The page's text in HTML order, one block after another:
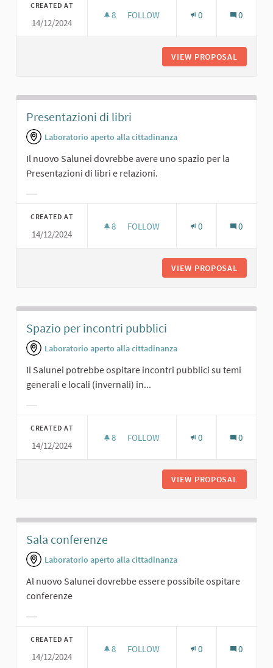
CREATED AT
14/12/2024
8 8 FOLLOWERS
FOLLOW 0 0
VIEW PROPOSAL
Presentazioni di libri
Laboratorio aperto alla cittadinanza
Il nuovo Salunei dovrebbe avere uno spazio per la
Presentazioni di libri e relazioni.
CREATED AT
14/12/2024
8 8 FOLLOWERS
FOLLOW 0 0
VIEW PROPOSAL
Spazio per incontri pubblici
Laboratorio aperto alla cittadinanza
Il Salunei potrebbe ospitare incontri pubblici su temi
generali e locali (invernali) in...
CREATED AT
14/12/2024
8 8 FOLLOWERS
FOLLOW 0 0
VIEW PROPOSAL
Sala conferenze
Laboratorio aperto alla cittadinanza
Al nuovo Salunei dovrebbe essere possibile ospitare
conferenze
CREATED AT
14/12/2024
8 8 FOLLOWERS
FOLLOW 0 0